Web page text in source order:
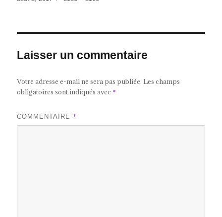
Laisser un commentaire
Votre adresse e-mail ne sera pas publiée. Les champs
obligatoires sont indiqués avec *
COMMENTAIRE *